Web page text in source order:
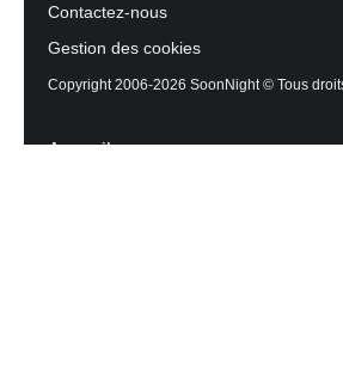
Contactez-nous
Gestion des cookies
Copyright 2006-2026 SoonNight © Tous
Accueil